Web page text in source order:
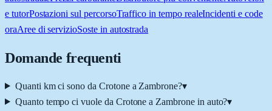
e tutorPostazioni sul percorsoTraffico in tempo realeIncidenti e code
oraAree di servizioSoste in autostrada
Domande frequenti
Quanti km ci sono da Crotone a Zambrone?▾
Quanto tempo ci vuole da Crotone a Zambrone in auto?▾